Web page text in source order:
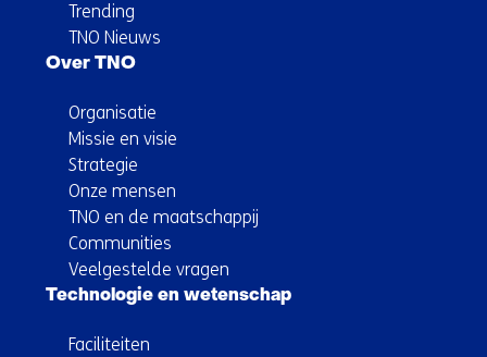
Trending
TNO Nieuws
Over TNO
Organisatie
Missie en visie
Strategie
Onze mensen
TNO en de maatschappij
Communities
Veelgestelde vragen
Technologie en wetenschap
Faciliteiten